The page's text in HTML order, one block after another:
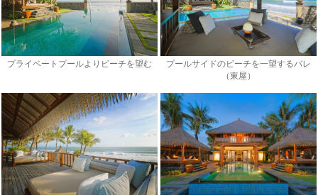
プライベートプールよりビーチを望む
プールサイドのビーチを一望するバレ
（東屋）